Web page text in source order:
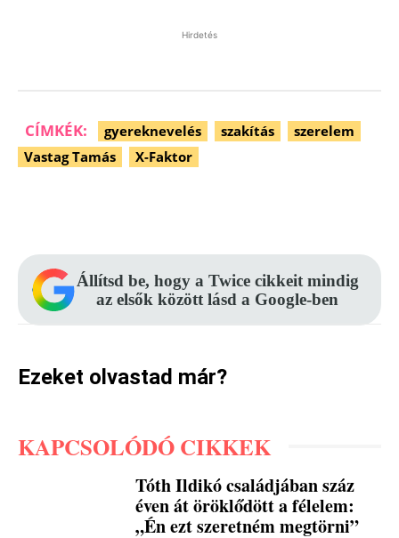
Hirdetés
CÍMKÉK: gyereknevelés szakítás
szerelem
Vastag Tamás
X-Faktor
Állítsd be, hogy a Twice cikkeit mindig
az elsők között lásd a Google-ben
Ezeket olvastad már?
KAPCSOLÓDÓ CIKKEK
Tóth Ildikó családjában száz
éven át öröklődött a félelem:
„Én ezt szeretném megtörni”